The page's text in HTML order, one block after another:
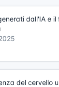
dall'IA e il
del cervello